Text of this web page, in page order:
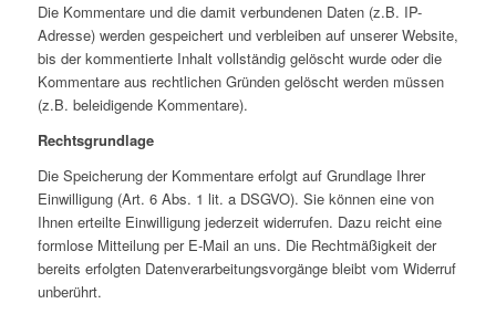
Die Kommentare und die damit verbundenen Daten (z.B. IP-
Adresse) werden gespeichert und verbleiben auf unserer Website,
bis der kommentierte Inhalt vollständig gelöscht wurde oder die
Kommentare aus rechtlichen Gründen gelöscht werden müssen
(z.B. beleidigende Kommentare).
Rechtsgrundlage
Die Speicherung der Kommentare erfolgt auf Grundlage Ihrer
Einwilligung (Art. 6 Abs. 1 lit. a DSGVO). Sie können eine von
Ihnen erteilte Einwilligung jederzeit widerrufen. Dazu reicht eine
formlose Mitteilung per E-Mail an uns. Die Rechtmäßigkeit der
bereits erfolgten Datenverarbeitungsvorgänge bleibt vom Widerruf
unberührt.